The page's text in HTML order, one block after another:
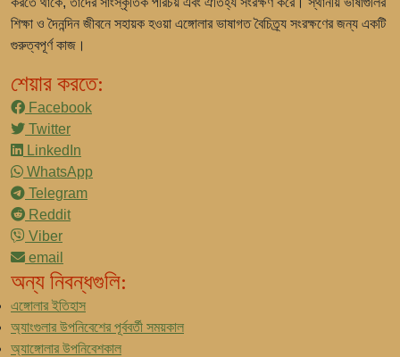
শিক্ষা ও দৈনন্দিন জীবনে সহায়ক হওয়া এঙ্গোলার ভাষাগত বৈচিত্র্য সংরক্ষণের জন্য একটি
গুরুত্বপূর্ণ কাজ।
শেয়ার করতে:
Facebook
Twitter
LinkedIn
WhatsApp
Telegram
Reddit
Viber
email
অন্য নিবন্ধগুলি:
এঙ্গোলার ইতিহাস
অ্যাংগুলার উপনিবেশের পূর্ববর্তী সময়কাল
অ্যাঙ্গোলার উপনিবেশকাল